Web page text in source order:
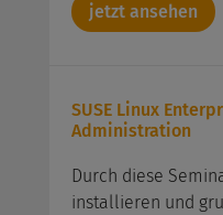
jetzt ansehen
SUSE Linux
Administration
Durch diese
installieren und